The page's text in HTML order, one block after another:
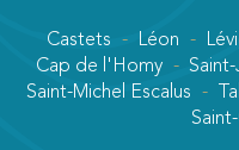
Castets Léon
Cap de l'Homy
Saint-
Saint-Michel Escalus